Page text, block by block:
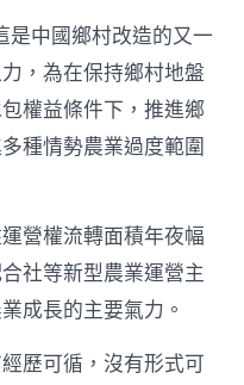
是中國鄉村改造的又一
，為在保持鄉村地盤
權益條件下，推進鄉
種情勢農業過度範圍
營權流轉面積年夜幅
社等新型農業運營主
成長的主要氣力。
歷可循，沒有形式可